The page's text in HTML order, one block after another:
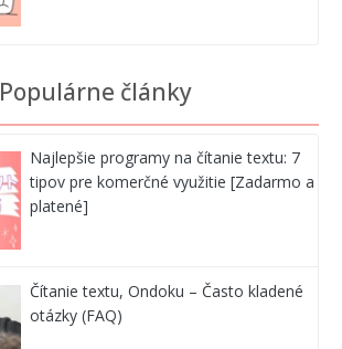
Populárne články
Najlepšie programy na čítanie textu: 7
tipov pre komerčné využitie [Zadarmo a
platené]
Čítanie textu, Ondoku – Často kladené
otázky (FAQ)